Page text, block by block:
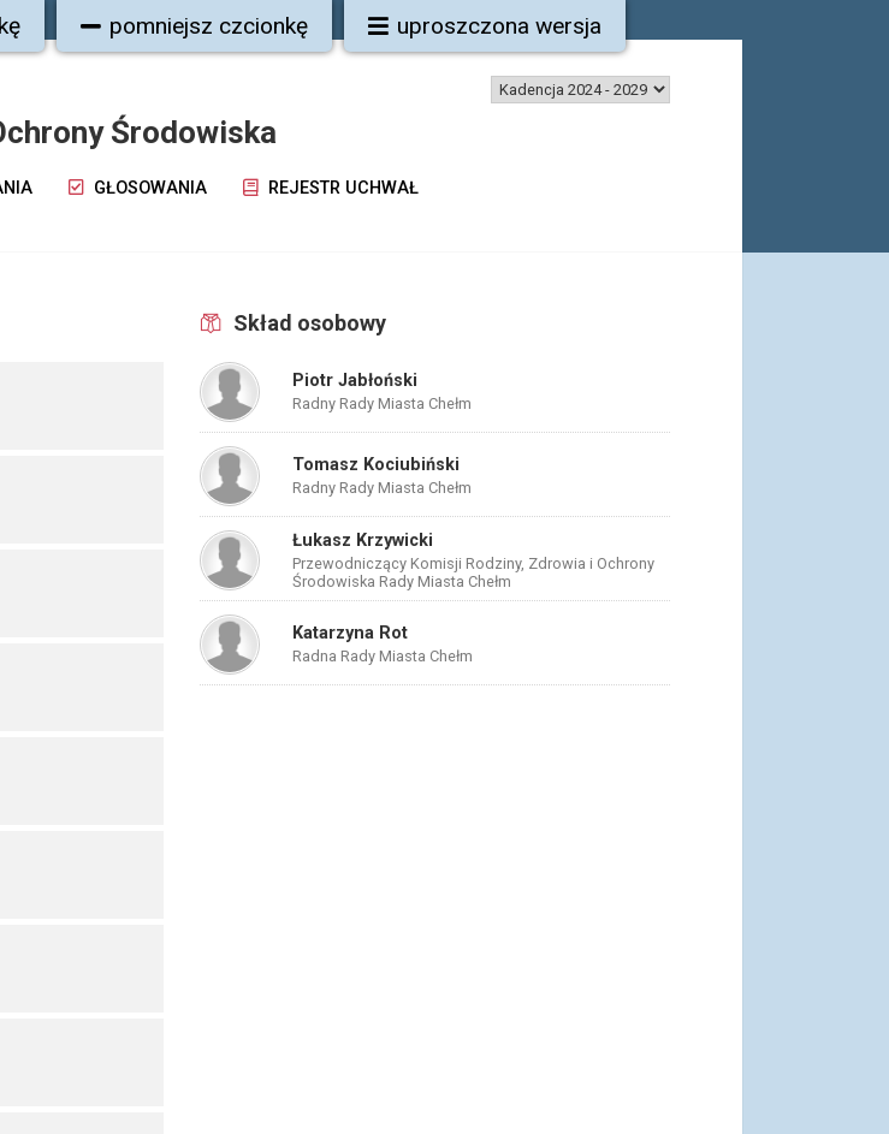
pomniejsz czcionkę uproszczona wersja
Środowiska
GŁOSOWANIA
REJESTR UCHWAŁ
Skład osobowy
Piotr Jabłoński
Radny Rady Miasta Chełm
Tomasz Kociubiński
Radny Rady Miasta Chełm
Łukasz Krzywicki
Przewodniczący Komisji Rodziny, Zdrowia i Ochrony
Środowiska Rady Miasta Chełm
Katarzyna Rot
Radna Rady Miasta Chełm